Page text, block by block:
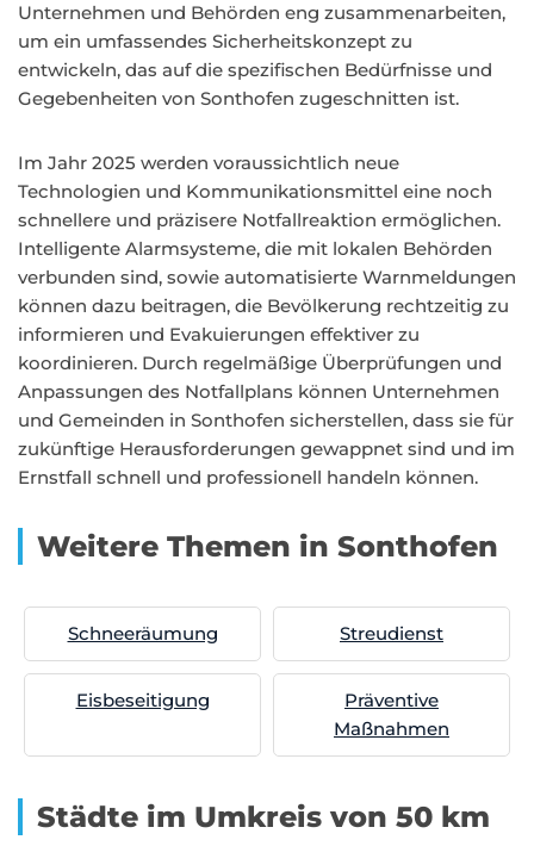
Unternehmen und Behörden eng zusammenarbeiten,
um ein umfassendes Sicherheitskonzept zu
entwickeln, das auf die spezifischen Bedürfnisse und
Gegebenheiten von Sonthofen zugeschnitten ist.
Im Jahr 2025 werden voraussichtlich neue
Technologien und Kommunikationsmittel eine noch
schnellere und präzisere Notfallreaktion ermöglichen.
Intelligente Alarmsysteme, die mit lokalen Behörden
verbunden sind, sowie automatisierte Warnmeldungen
können dazu beitragen, die Bevölkerung rechtzeitig zu
informieren und Evakuierungen effektiver zu
koordinieren. Durch regelmäßige Überprüfungen und
Anpassungen des Notfallplans können Unternehmen
und Gemeinden in Sonthofen sicherstellen, dass sie für
zukünftige Herausforderungen gewappnet sind und im
Ernstfall schnell und professionell handeln können.
Weitere Themen in Sonthofen
Schneeräumung Streudienst
Eisbeseitigung
Präventive
Maßnahmen
Städte im Umkreis von 50 km